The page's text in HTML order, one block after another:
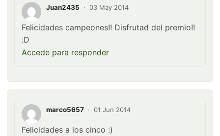
Juan2435 · 03 May 2014
Felicidades campeones!! Disfrutad del premio!!
:D
Accede para responder
marco5657 · 01 Jun 2014
Felicidades a los cinco :)